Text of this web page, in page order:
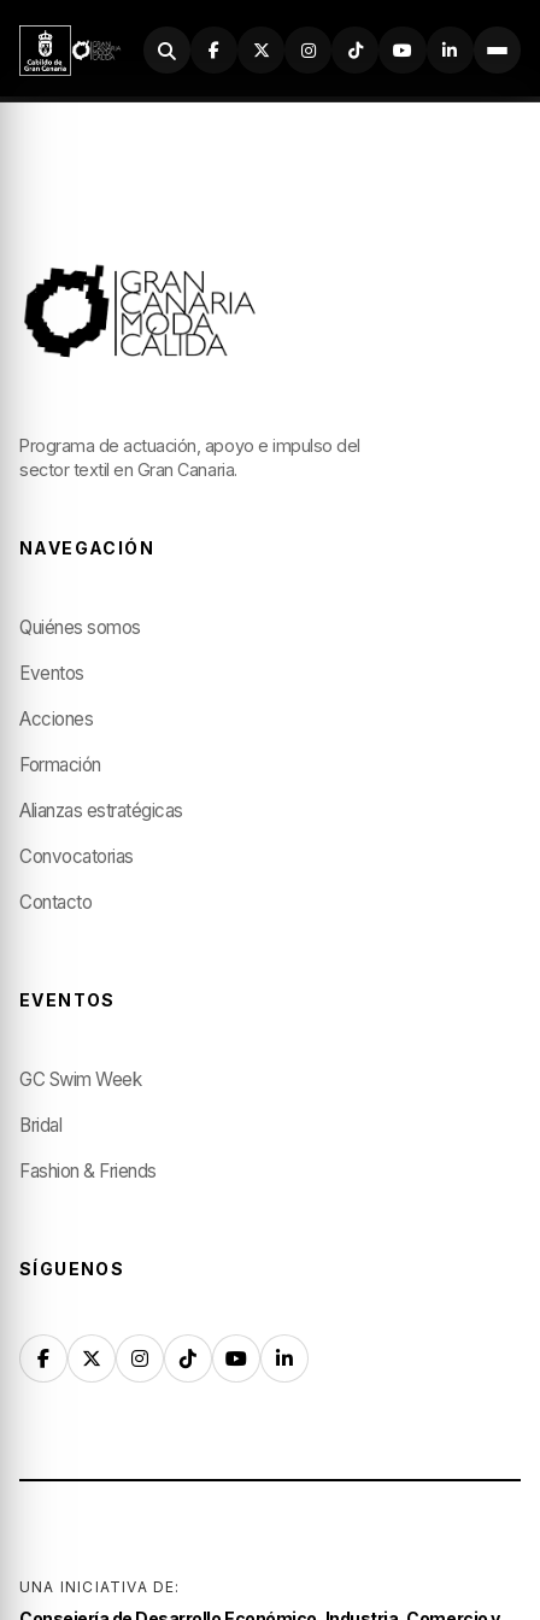
Buscador
Programa de actuación, apoyo e impulso del
sector textil en Gran Canaria.
NAVEGACIÓN
Quiénes somos
Eventos
Acciones
Formación
Alianzas estratégicas
Convocatorias
Contacto
EVENTOS
GC Swim Week
Bridal
Fashion & Friends
SÍGUENOS
UNA INICIATIVA DE: